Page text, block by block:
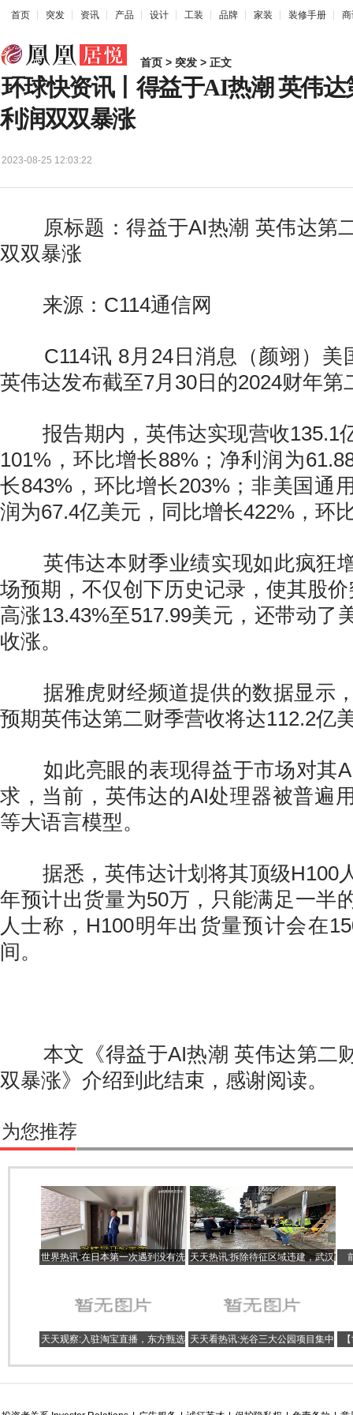
首页 突发 资讯 产品 设计 工装 品牌 家装 装修手册
首页 > 突发 > 正文
环球快资讯丨得益于AI热潮 英伟
利润双双暴涨
2023-08-25 12:03:22
原标题：得益于AI热潮 英伟达第
双双暴涨
来源：C114通信网
C114讯 8月24日消息（颜翊）美
英伟达发布截至7月30日的2024财年第
报告期内，英伟达实现营收135.1
101%，环比增长88%；净利润为
长843%，环比增长203%；非美国通
润为67.4亿美元，同比增长422%，环
英伟达本财季业绩实现如此疯狂
场预期，不仅创下历史记录，使其股
高涨13.43%至517.99美元，还带动了
收涨。
据雅虎财经频道提供的数据显示
预期英伟达第二财季营收将达112.2亿
如此亮眼的表现得益于市场对其
求，当前，英伟达的AI处理器被普遍
等大语言模型。
据悉，英伟达计划将其顶级H100
年预计出货量为50万，只能满足一半
人士称，H100明年出货量预计会在
间。
本文《得益于AI热潮 英伟达第二
双暴涨》介绍到此结束，感谢阅读。
为您推荐
世界热讯:在日本第一次遇到没有洗 天天热讯:拆除待征区域违建，武汉
天天观察:入驻淘宝直播，东方甄选 天天看热讯:光谷三大公园项目集中